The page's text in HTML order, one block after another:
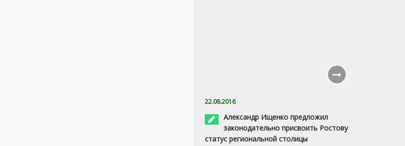
22.08.2016
Александр Ищенко предложил
законодательно присвоить Ростову
статус региональной столицы